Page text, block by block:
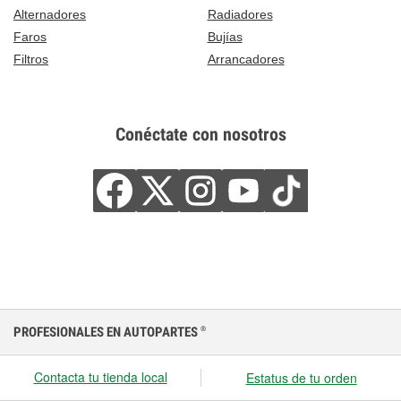
Alternadores
Radiadores
Faros
Bujías
Filtros
Arrancadores
Conéctate con nosotros
PROFESIONALES EN AUTOPARTES ®
Contacta tu tienda local Estatus de tu orden